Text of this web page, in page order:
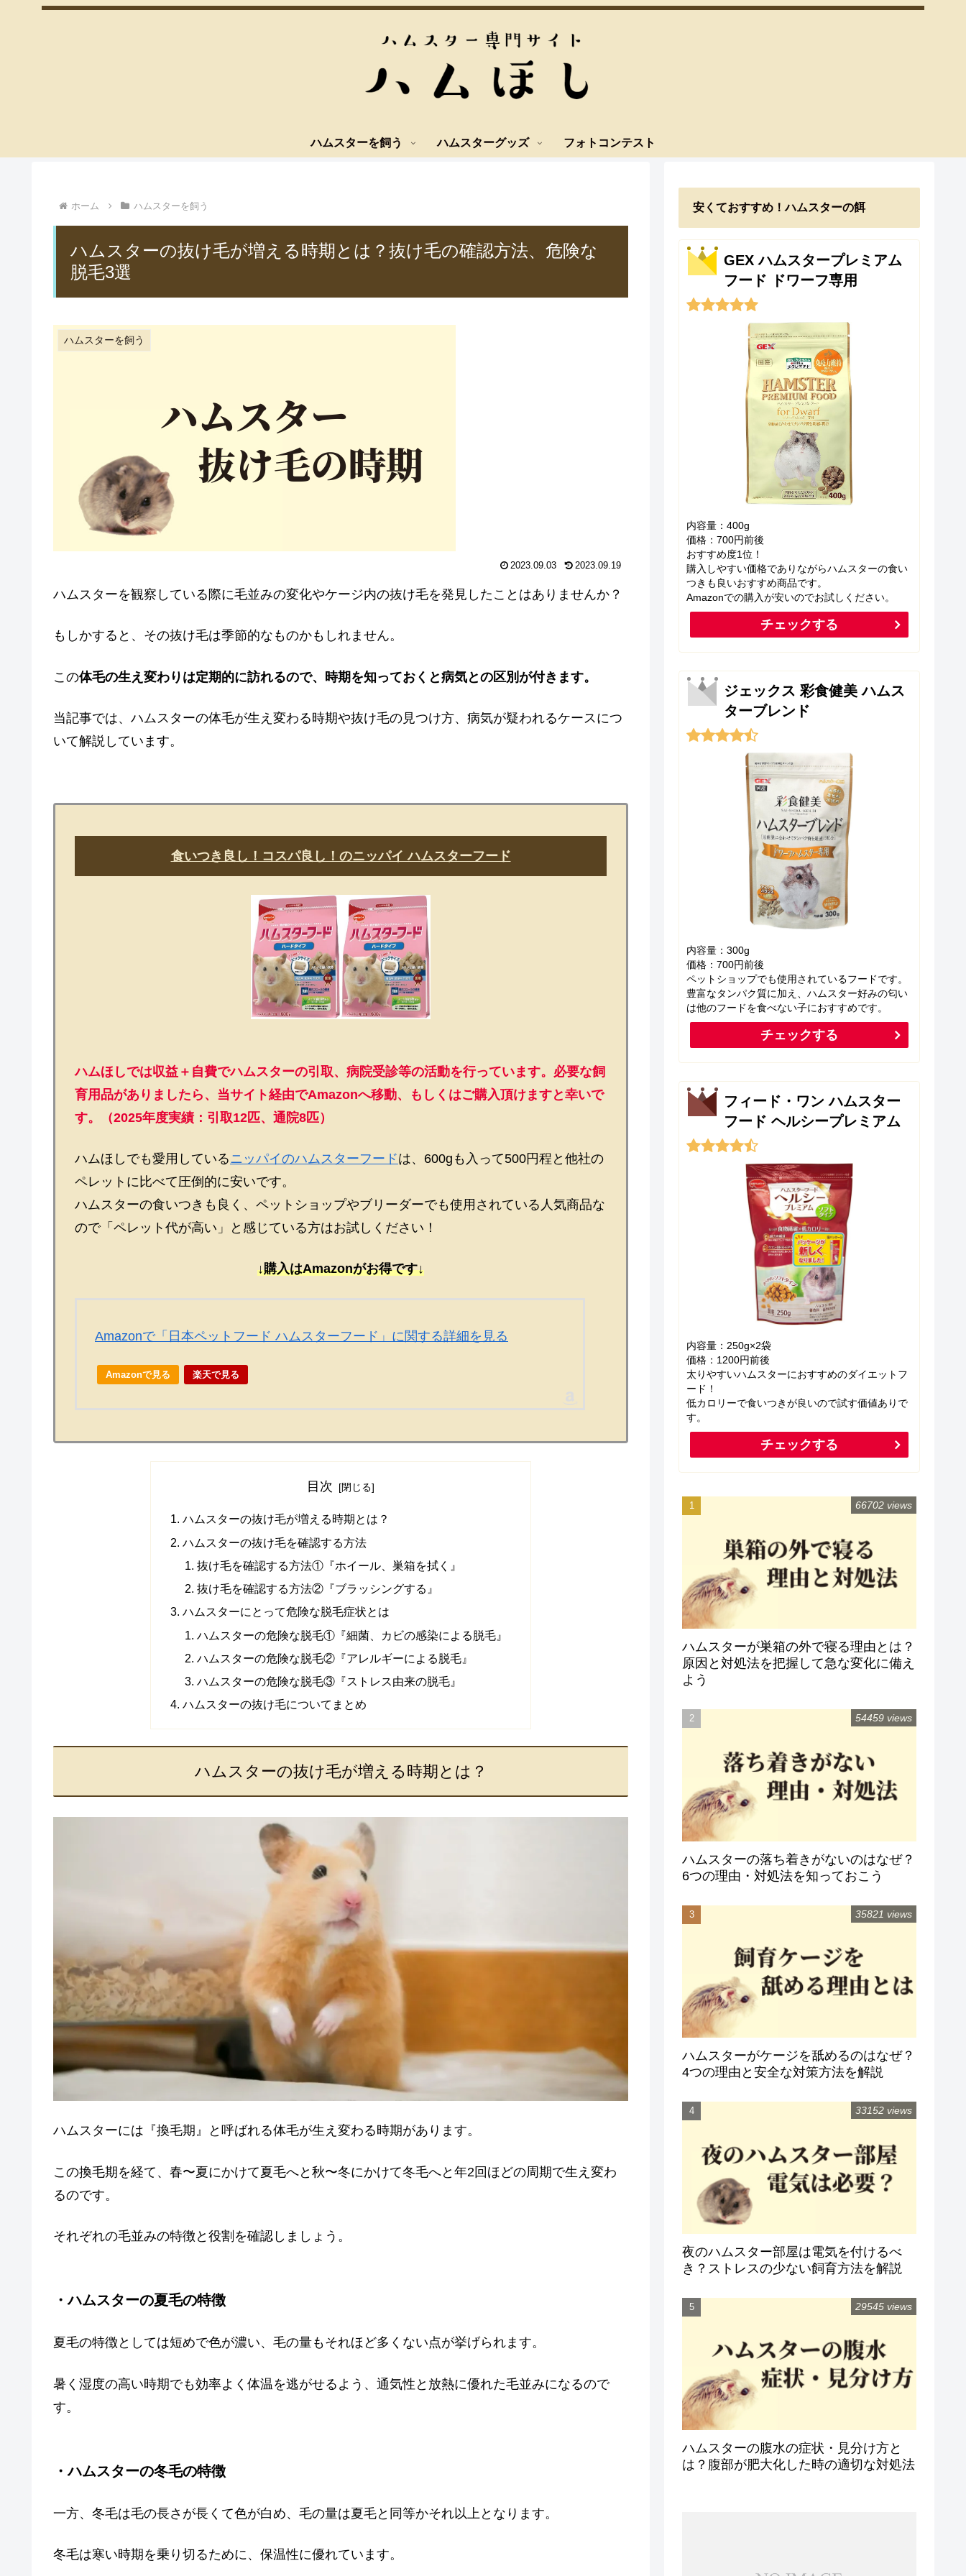
ハムスターを飼う ハムスターグッズ フォトコンテスト
ホーム ハムスターを飼う
ハムスターの抜け毛が増える時期とは？抜け毛の確認方法、危険な
脱毛3選
ハムスターを飼う
2023.09.03 2023.09.19
ハムスターを観察している際に毛並みの変化やケージ内の抜け毛を発見したことはありませんか？
もしかすると、その抜け毛は季節的なものかもしれません。
この体毛の生え変わりは定期的に訪れるので、時期を知っておくと病気との区別が付きます。
当記事では、ハムスターの体毛が生え変わる時期や抜け毛の見つけ方、病気が疑われるケースにつ
いて解説しています。
食いつき良し！コスパ良し！のニッパイ ハムスターフード
ハムほしでは収益＋自費でハムスターの引取、病院受診等の活動を行っています。必要な飼
育用品がありましたら、当サイト経由でAmazonへ移動、もしくはご購入頂けますと幸いで
す。（2025年度実績：引取12匹、通院8匹）
ハムほしでも愛用しているニッパイのハムスターフードは、600gも入って500円程と他社の
ペレットに比べて圧倒的に安いです。
ハムスターの食いつきも良く、ペットショップやブリーダーでも使用されている人気商品な
ので「ペレット代が高い」と感じている方はお試しください！
↓購入はAmazonがお得です↓
Amazonで「日本ペットフード ハムスターフード」に関する詳細を見る
Amazonで見る 楽天で見る
目次
ハムスターの抜け毛が増える時期とは？
ハムスターの抜け毛を確認する方法
抜け毛を確認する方法①『ホイール、巣箱を拭く』
抜け毛を確認する方法②『ブラッシングする』
ハムスターにとって危険な脱毛症状とは
ハムスターの危険な脱毛①『細菌、カビの感染による脱毛』
ハムスターの危険な脱毛②『アレルギーによる脱毛』
ハムスターの危険な脱毛③『ストレス由来の脱毛』
ハムスターの抜け毛についてまとめ
ハムスターの抜け毛が増える時期とは？
ハムスターには『換毛期』と呼ばれる体毛が生え変わる時期があります。
この換毛期を経て、春〜夏にかけて夏毛へと秋〜冬にかけて冬毛へと年2回ほどの周期で生え変わ
るのです。
それぞれの毛並みの特徴と役割を確認しましょう。
・ハムスターの夏毛の特徴
夏毛の特徴としては短めで色が濃い、毛の量もそれほど多くない点が挙げられます。
暑く湿度の高い時期でも効率よく体温を逃がせるよう、通気性と放熱に優れた毛並みになるので
す。
・ハムスターの冬毛の特徴
一方、冬毛は毛の長さが長くて色が白め、毛の量は夏毛と同等かそれ以上となります。
冬毛は寒い時期を乗り切るために、保温性に優れています。
安くておすすめ！ハムスターの餌
GEX ハムスタープレミアム
フード ドワーフ専用
内容量：400g
価格：700円前後
おすすめ度1位！
購入しやすい価格でありながらハムスターの食い
つきも良いおすすめ商品です。
Amazonでの購入が安いのでお試しください。
チェックする
ジェックス 彩食健美 ハムス
ターブレンド
内容量：300g
価格：700円前後
ペットショップでも使用されているフードです。
豊富なタンパク質に加え、ハムスター好みの匂い
は他のフードを食べない子におすすめです。
チェックする
フィード・ワン ハムスター
フード ヘルシープレミアム
内容量：250g×2袋
価格：1200円前後
太りやすいハムスターにおすすめのダイエットフ
ード！
低カロリーで食いつきが良いので試す価値ありで
す。
チェックする
ハムスターが巣箱の外で寝る理由とは？
原因と対処法を把握して急な変化に備え
よう
66702 views
ハムスターの落ち着きがないのはなぜ？
6つの理由・対処法を知っておこう
54459 views
ハムスターがケージを舐めるのはなぜ？
4つの理由と安全な対策方法を解説
35821 views
夜のハムスター部屋は電気を付けるべ
き？ストレスの少ない飼育方法を解説
33152 views
ハムスターの腹水の症状・見分け方と
は？腹部が肥大化した時の適切な対処法
29545 views